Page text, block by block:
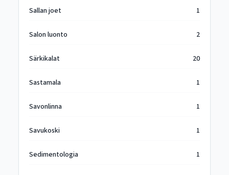
Sallan joet 1
Salon luonto 2
Särkikalat 20
Sastamala 1
Savonlinna 1
Savukoski 1
Sedimentologia 1